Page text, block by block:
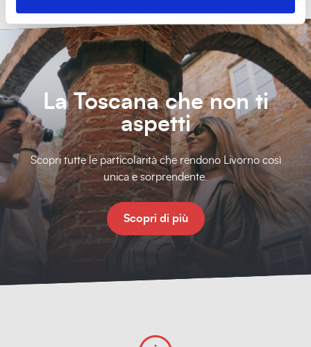
La Toscana che non ti
aspetti
Scopri tutte le particolarità che rendono Livorno così
unica e sorprendente.
Scopri di più